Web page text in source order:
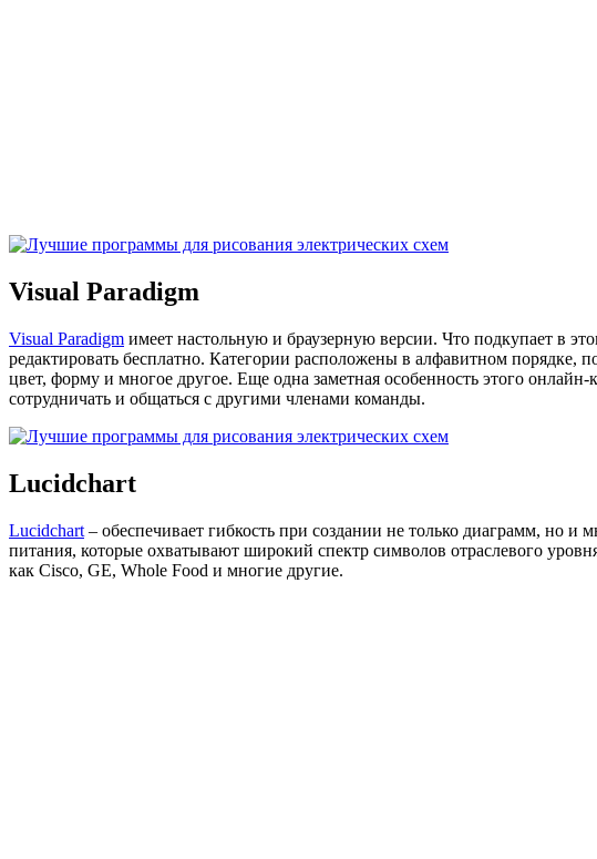
Visual Paradigm
Visual Paradigm имеет настольную и браузерную версии. Что подкупает в
редактировать бесплатно. Категории расположены в алфавитном
цвет, форму и многое другое. Еще одна заметная особенность этого
сотрудничать и общаться с другими членами команды.
Lucidchart
Lucidchart – обеспечивает гибкость при создании не только диаграмм, но и
питания, которые охватывают широкий спектр символов отраслевого
как Cisco, GE, Whole Food и многие другие.